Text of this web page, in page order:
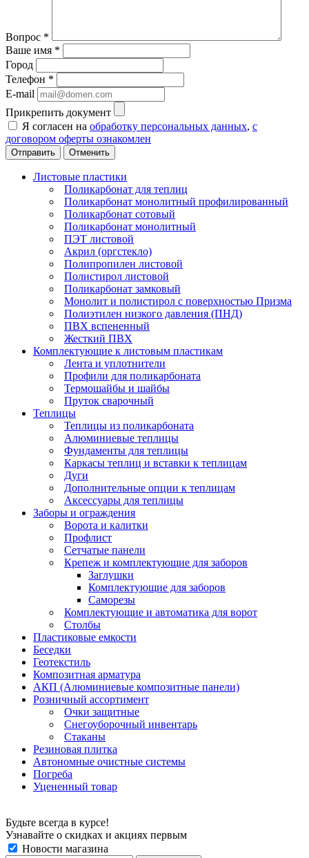
Вопрос *
Ваше имя *
Город
Телефон *
E-mail
Прикрепить документ
Я согласен на обработку персональных данных, с
договором оферты ознакомлен
Отменить
Листовые пластики
Поликарбонат для теплиц
Поликарбонат монолитный профилированный
Поликарбонат сотовый
Поликарбонат монолитный
ПЭТ листовой
Акрил (оргстекло)
Полипропилен листовой
Полистирол листовой
Поликарбонат замковый
Монолит и полистирол с поверхностью Призма
Полиэтилен низкого давления (ПНД)
ПВХ вспененный
Жесткий ПВХ
Комплектующие к листовым пластикам
Лента и уплотнители
Профили для поликарбоната
Термошайбы и шайбы
Пруток сварочный
Теплицы
Теплицы из поликарбоната
Алюминиевые теплицы
Фундаменты для теплицы
Каркасы теплиц и вставки к теплицам
Дуги
Дополнительные опции к теплицам
Аксессуары для теплицы
Заборы и ограждения
Ворота и калитки
Профлист
Сетчатые панели
Крепеж и комплектующие для заборов
Заглушки
Комплектующие для заборов
Саморезы
Комплектующие и автоматика для ворот
Столбы
Пластиковые емкости
Беседки
Геотекстиль
Композитная арматура
АКП (Алюминиевые композитные панели)
Розничный ассортимент
Очки защитные
Снегоуборочный инвентарь
Стаканы
Резиновая плитка
Автономные очистные системы
Погреба
Уцененный товар
Будьте всегда в курсе!
Узнавайте о скидках и акциях первым
Новости магазина